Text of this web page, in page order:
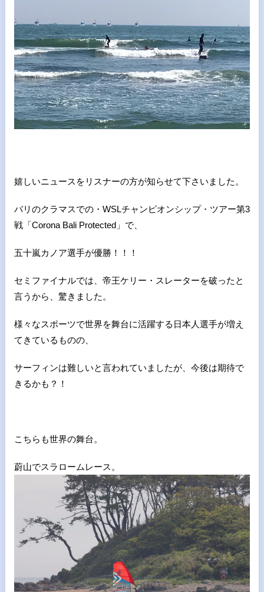
嬉しいニュースをリスナーの方が知らせて下さいました。
バリのクラマスでの・WSLチャンピオンシップ・ツアー第3
戦「Corona Bali Protected」で、
五十嵐カノア選手が優勝！！！
セミファイナルでは、帝王ケリー・スレーターを破ったと
言うから、驚きました。
様々なスポーツで世界を舞台に活躍する日本人選手が増え
てきているものの、
サーフィンは難しいと言われていましたが、今後は期待で
きるかも？！
こちらも世界の舞台。
蔚山でスラロームレース。